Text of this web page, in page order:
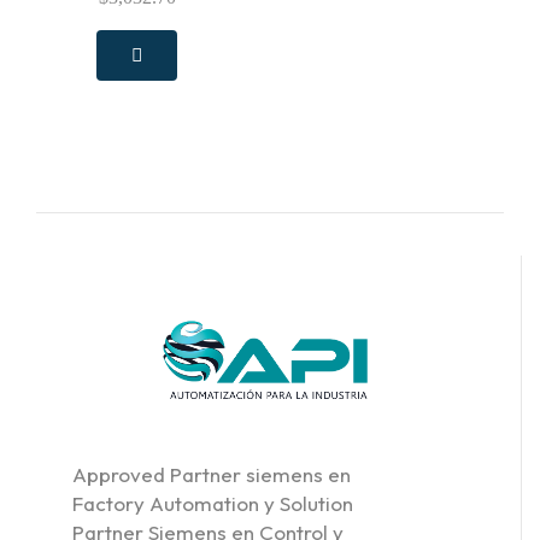
Approved Partner siemens en
Factory Automation y Solution
Partner Siemens en Control y